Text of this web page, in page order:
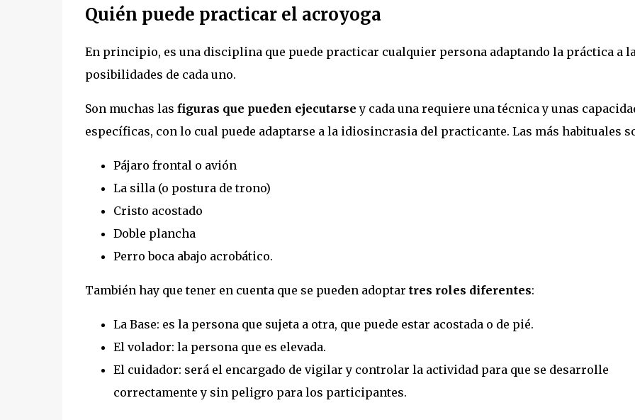
Quién puede practicar el acroyoga
En principio, es una disciplina que puede practicar cualquier persona adaptando la práctica a
posibilidades de cada uno.
Son muchas las figuras que pueden ejecutarse y cada una requiere una técnica y unas
específicas, con lo cual puede adaptarse a la idiosincrasia del practicante. Las más habituales
Pájaro frontal o avión
La silla (o postura de trono)
Cristo acostado
Doble plancha
Perro boca abajo acrobático.
También hay que tener en cuenta que se pueden adoptar tres roles diferentes:
La Base: es la persona que sujeta a otra, que puede estar acostada o de pié.
El volador: la persona que es elevada.
El cuidador: será el encargado de vigilar y controlar la actividad para que se desarrolle
correctamente y sin peligro para los participantes.